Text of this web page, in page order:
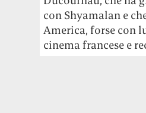
con Shyamalan e
America, forse con
cinema francese e